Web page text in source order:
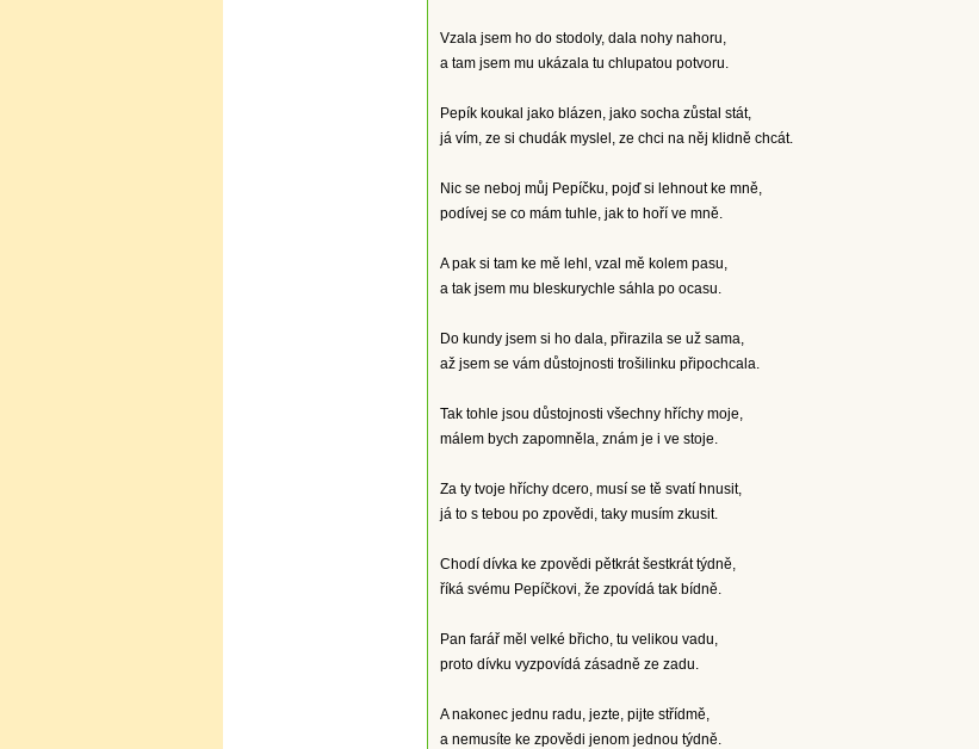
Vzala jsem ho do stodoly, dala nohy nahoru,
a tam jsem mu ukázala tu chlupatou potvoru.
Pepík koukal jako blázen, jako socha zůstal stát,
já vím, ze si chudák myslel, ze chci na něj klidně chcát.
Nic se neboj můj Pepíčku, pojď si lehnout ke mně,
podívej se co mám tuhle, jak to hoří ve mně.
A pak si tam ke mě lehl, vzal mě kolem pasu,
a tak jsem mu bleskurychle sáhla po ocasu.
Do kundy jsem si ho dala, přirazila se už sama,
až jsem se vám důstojnosti trošilinku připochcala.
Tak tohle jsou důstojnosti všechny hříchy moje,
málem bych zapomněla, znám je i ve stoje.
Za ty tvoje hříchy dcero, musí se tě svatí hnusit,
já to s tebou po zpovědi, taky musím zkusit.
Chodí dívka ke zpovědi pětkrát šestkrát týdně,
říká svému Pepíčkovi, že zpovídá tak bídně.
Pan farář měl velké břicho, tu velikou vadu,
proto dívku vyzpovídá zásadně ze zadu.
A nakonec jednu radu, jezte, pijte střídmě,
a nemusíte ke zpovědi jenom jednou týdně.